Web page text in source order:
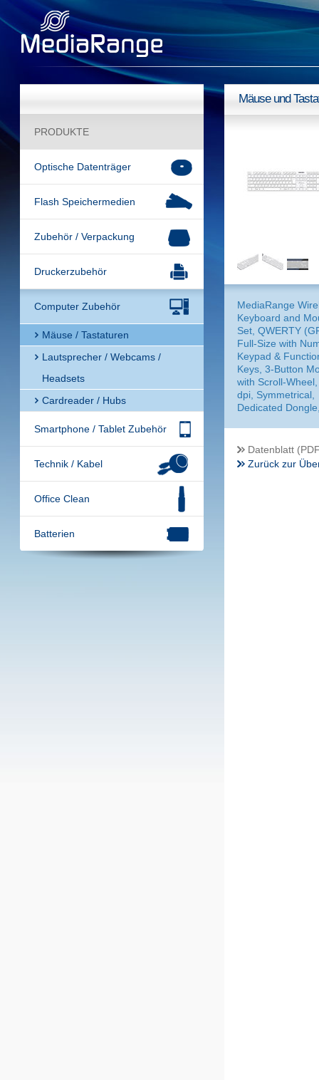
PRODUKTE
Optische Datenträger
Flash Speichermedien
Zubehör / Verpackung
Druckerzubehör
Computer Zubehör
Mäuse / Tastaturen
Lautsprecher / Webcams /
Headsets
Cardreader / Hubs
Smartphone / Tablet Zubehör
Technik / Kabel
Office Clean
Batterien
Mäuse und
MediaRange
Keyboard and
Set, QWERTY
Full-Size with
Keypad &
Keys, 3-Button
with Scroll-
dpi, Symmetrical,
Dedicated
Datenblatt
Zurück zur